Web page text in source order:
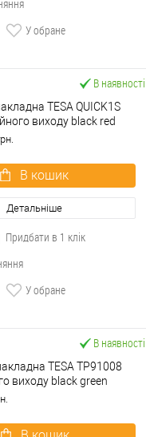
У обране
В наявності
TESA QUICK1S
виходу black red
В кошик
Детальніше
Придбати в 1 клік
У обране
В наявності
TESA TP91008
виходу black green